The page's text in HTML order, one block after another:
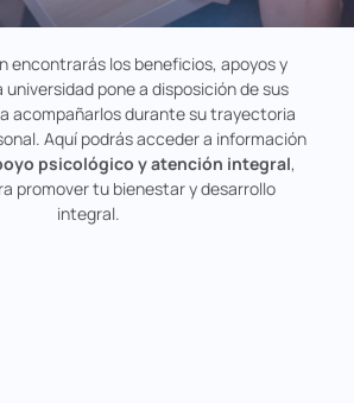
encontrarás los beneficios, apoyos y
universidad pone a disposición de sus
acompañarlos durante su trayectoria
Aquí podrás acceder a información
psicológico y atención integral,
promover tu bienestar y desarrollo
integral.